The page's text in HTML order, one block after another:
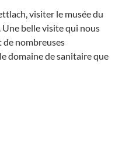
visiter le musée du
Une belle visite qui nous
de nombreuses
domaine de sanitaire que